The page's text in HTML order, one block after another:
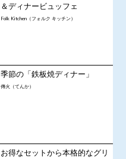
＆ディナービュッフェ
Folk Kitchen（フォルク キッチン）
季節の「鉄板焼ディナー」
傳火（てんか）
お得なセットから本格的なグリ